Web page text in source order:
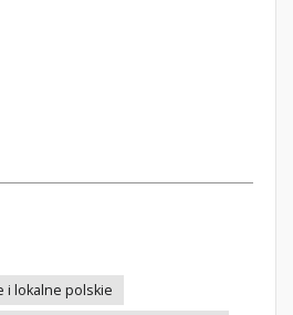
i lokalne polskie